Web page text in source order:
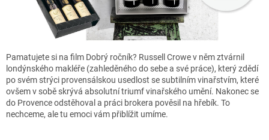
Pamatujete si na film Dobrý ročník? Russell Crowe v něm ztvárnil
londýnského makléře (zahleděného do sebe a své práce), který zdědí
po svém strýci provensálskou usedlost se subtilním vinařstvím, které
ovšem v sobě skrývá absolutní triumf vinařského umění. Nakonec se
do Provence odstěhoval a práci brokera pověsil na hřebík. To
nechceme, ale tu emoci vám přiblížit umíme.